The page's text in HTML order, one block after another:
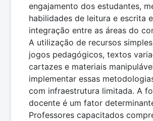
engajamento dos estudantes,
habilidades de leitura e escrita
integração entre as áreas do
A utilização de recursos
jogos pedagógicos, textos
cartazes e materiais
implementar essas
com infraestrutura limitada. A
docente é um fator
Professores capacitados